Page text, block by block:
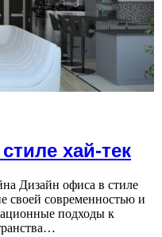
хай-тек
Дизайн офиса в стиле
своей современностью и
подходы к